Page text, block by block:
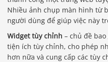
Nhiều ảnh chụp màn hình từ
người dùng để giúp việc này
Widget tùy chỉnh – chủ đề
tiện ích tùy chỉnh, cho phép
hơn nữa và cung cấp các tùy